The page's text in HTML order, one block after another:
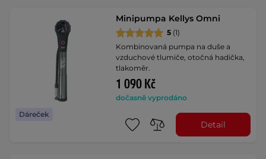
Dáreček
Minipumpa Kellys Omni
5 (1)
Kombinovaná pumpa na duše a
vzduchové tlumiče, otočná hadička,
tlakoměr.
1 090 Kč
dočasně vyprodáno
Detail